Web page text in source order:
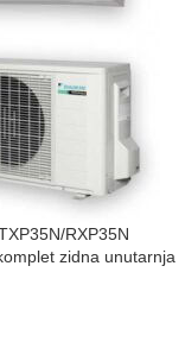
RXP35N
zidna unutarnja